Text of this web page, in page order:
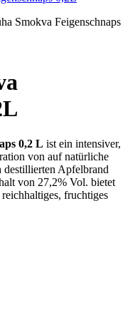
Smokva Feigenschnaps
0,2 L ist ein intensiver,
von auf natürliche
destillierten Apfelbrand
von 27,2% Vol. bietet
fruchtiges